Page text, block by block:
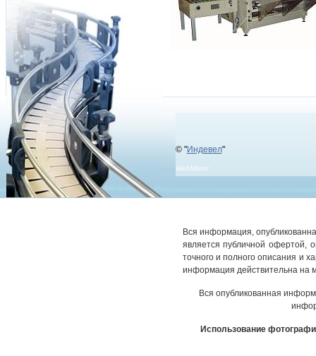
© "Индевел"
WebMotor
Вся информация,
является публичной офертой,
точного и полного описания и
информация действительна на
Вся опубликованная
Использование